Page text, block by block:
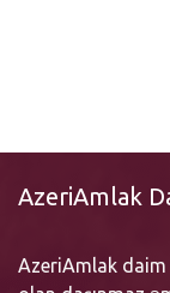
AzeriAmlak
AzeriAmlak daim